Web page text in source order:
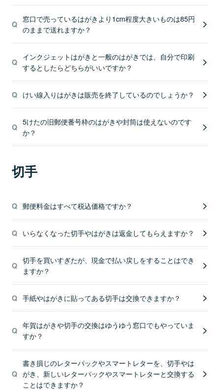
窓口で売っているはがきより1cm程度大きいものは85円
のままで送れますか？
インクジェットはがきと一般のはがきでは、自分で印刷
するとしたらどちらがいいですか？
けい線入りはがきは販売を終了しているのでしょうか？
5けたの旧郵便番号枠のはがきや封筒は使えないのです
か？
切手
郵便料金はすべて税込価格ですか？
いらなくなった切手やはがきは返金してもらえますか？
切手を買いすぎたが、現金で払い戻しをすることはでき
ますか？
手紙やはがきに貼ってある切手は交換できますか？
年賀はがきや切手の交換はゆうゆう窓口でもやっていま
すか？
書き損じのレターパックやスマートレターを、切手やは
がき、新しいレターパックやスマートレターと交換する
ことはできますか？